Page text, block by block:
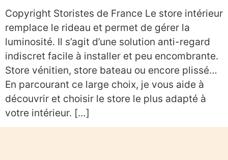
Copyright Storistes de France Le store intérieur
remplace le rideau et permet de gérer la
luminosité. Il s’agit d’une solution anti-regard
indiscret facile à installer et peu encombrante.
Store vénitien, store bateau ou encore plissé…
En parcourant ce large choix, je vous aide à
découvrir et choisir le store le plus adapté à
votre intérieur. […]